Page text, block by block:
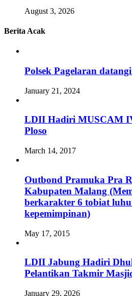
August 3, 2026
Berita Acak
Polsek Pagelaran
January 21, 2024
LDII Hadiri MUSCAM
Ploso
March 14, 2017
Outbond Pramuka Pra
Kabupaten Malang
berkarakter 6 tobiat
kepemimpinan)
May 17, 2015
LDII Jabung Hadiri
Pelantikan Takmir
January 29, 2026